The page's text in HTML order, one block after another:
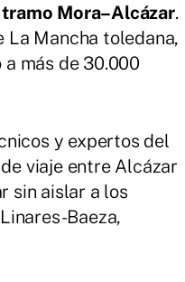
tramo Mora–Alcázar.
La Mancha toledana,
más de 30.000
y expertos del
viaje entre Alcázar
sin aislar a los
Baeza,